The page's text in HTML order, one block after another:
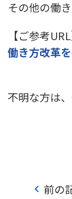
その他の働
【ご参考URL
働き方改革
不明な方は
chevron_left 前の